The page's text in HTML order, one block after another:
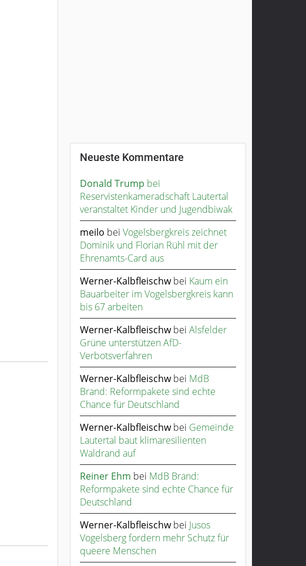
Neueste Kommentare
Donald Trump bei
Reservistenkameradschaft Lautertal
veranstaltet Kinder und Jugendbiwak
meilo bei Vogelsbergkreis zeichnet
Dominik und Florian Rühl mit der
Ehrenamts-Card aus
Werner-Kalbfleischwbei Kaum ein
Bauarbeiter im Vogelsbergkreis kann
bis 67 arbeiten
Werner-Kalbfleischwbei Alsfelder
Grüne unterstützen AfD-
Verbotsverfahren
Werner-Kalbfleischwbei MdB
Brand: Reformpakete sind echte
Chance für Deutschland
Werner-Kalbfleischwbei Gemeinde
Lautertal baut klimaresilienten
Waldrand auf
Reiner Ehm bei MdB Brand:
Reformpakete sind echte Chance für
Deutschland
Werner-Kalbfleischwbei Jusos
Vogelsberg fordern mehr Schutz für
queere Menschen